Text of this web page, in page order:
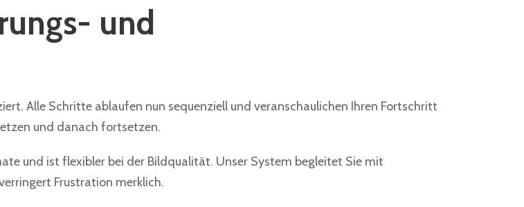
und
Alle Schritte ablaufen nun sequenziell und veranschaulichen Ihren Fortschritt
und danach fortsetzen.
und ist flexibler bei der Bildqualität. Unser System begleitet Sie mit
Frustration merklich.